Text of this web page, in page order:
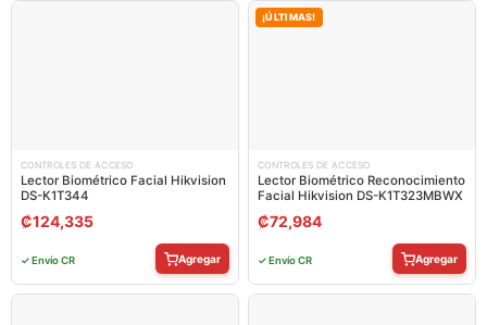
CONTROLES DE ACCESO
Lector Biométrico Facial Hikvision
DS-K1T344
₡124,335
✓ Envío CR Agregar
¡ÚLTIMAS!
CONTROLES DE ACCESO
Lector Biométrico Reconocimiento
Facial Hikvision DS-K1T323MBWX
₡72,984
✓ Envío CR Agregar